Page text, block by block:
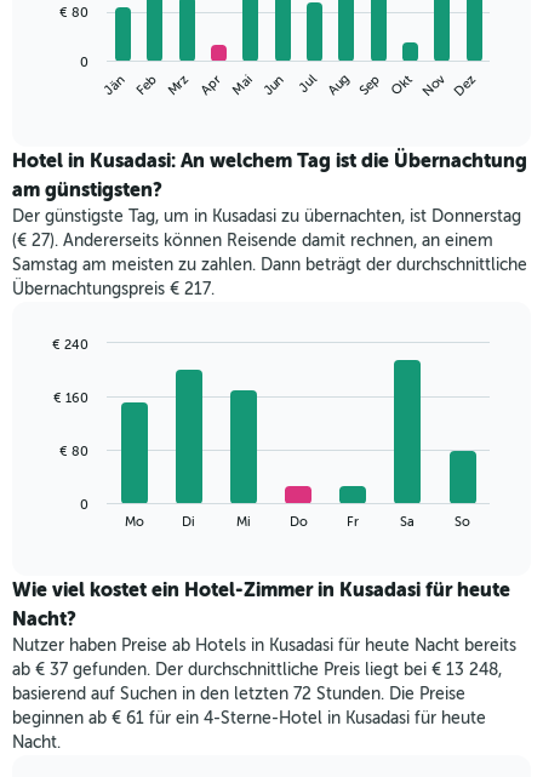
bars.
folgende
den
durchschnittlichen
Zimmerpreis
im
jeweiligen
Monat
an.
Diagramm
X-
die
Monate
hat
1
Y-
Achse,
die
den
durchschnittlichen
Zimmerpreis
Jän Feb Mrz Apr Mai Jun Jul Aug Sep Okt Nov Dez
0
€ 80
Hotel in Kusadasi: An welchem Tag ist die Übernachtung
am günstigsten?
Der günstigste Tag, um in Kusadasi zu übernachten, ist Donnerstag
(€ 27). Andererseits können Reisende damit rechnen, an einem
Samstag am meisten zu zahlen. Dann beträgt der durchschnittliche
Übernachtungspreis € 217.
with
bars.
folgende
den
durchschnittlichen
Preis
eines
Zimmers
für
den
jeweiligen
Mo Di Mi Do Fr Sa So
0
€ 80
€ 160
€ 240
Wie viel kostet ein Hotel-Zimmer in Kusadasi für heute
Nacht?
Nutzer haben Preise ab Hotels in Kusadasi für heute Nacht bereits
ab € 37 gefunden. Der durchschnittliche Preis liegt bei € 13 248,
basierend auf Suchen in den letzten 72 Stunden. Die Preise
beginnen ab € 61 für ein 4-Sterne-Hotel in Kusadasi für heute
Nacht.